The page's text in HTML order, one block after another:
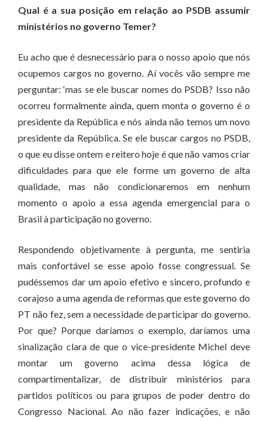
Qual é a sua posição em relação ao PSDB assumir
ministérios no governo Temer?
Eu acho que é desnecessário para o nosso apoio que nós
ocupemos cargos no governo. Aí vocês vão sempre me
perguntar: ‘mas se ele buscar nomes do PSDB? Isso não
ocorreu formalmente ainda, quem monta o governo é o
presidente da República e nós ainda não temos um novo
presidente da República. Se ele buscar cargos no PSDB,
o que eu disse ontem e reitero hoje é que não vamos criar
dificuldades para que ele forme um governo de alta
qualidade, mas não condicionaremos em nenhum
momento o apoio a essa agenda emergencial para o
Brasil à participação no governo.
Respondendo objetivamente à pergunta, me sentiria
mais confortável se esse apoio fosse congressual. Se
pudéssemos dar um apoio efetivo e sincero, profundo e
corajoso a uma agenda de reformas que este governo do
PT não fez, sem a necessidade de participar do governo.
Por que? Porque daríamos o exemplo, daríamos uma
sinalização clara de que o vice-presidente Michel deve
montar um governo acima dessa lógica de
compartimentalizar, de distribuir ministérios para
partidos políticos ou para grupos de poder dentro do
Congresso Nacional. Ao não fazer indicações, e não